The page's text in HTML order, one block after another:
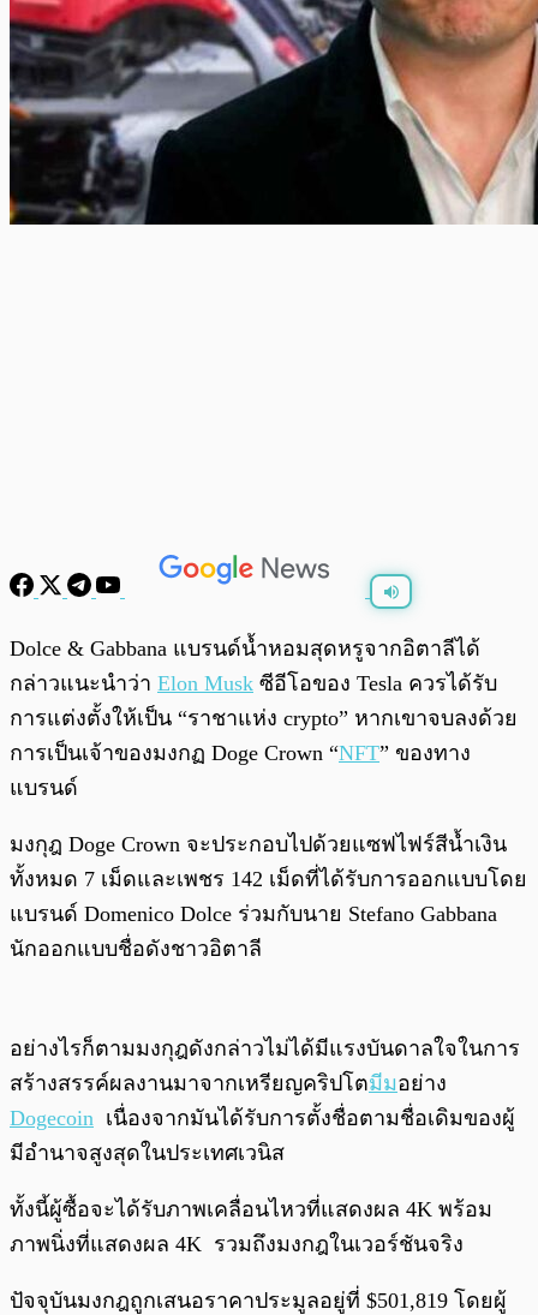
0:00 /0:00
Dolce & Gabbana แบรนด์น้ำหอมสุดหรูจากอิตาลีได้
กล่าวแนะนำว่า Elon Musk ซีอีโอของ Tesla ควรได้รับ
การแต่งตั้งให้เป็น “ราชาแห่ง crypto” หากเขาจบลงด้วย
การเป็นเจ้าของมงกฏ Doge Crown “NFT” ของทาง
แบรนด์
มงกุฎ Doge Crown จะประกอบไปด้วยแซฟไฟร์สีน้ำเงิน
ทั้งหมด 7 เม็ดและเพชร 142 เม็ดที่ได้รับการออกแบบโดย
แบรนด์ Domenico Dolce ร่วมกับนาย Stefano Gabbana
นักออกแบบชื่อดังชาวอิตาลี
อย่างไรก็ตามมงกุฎดังกล่าวไม่ได้มีแรงบันดาลใจในการ
สร้างสรรค์ผลงานมาจากเหรียญคริปโตมีมอย่าง
Dogecoin เนื่องจากมันได้รับการตั้งชื่อตามชื่อเดิมของผู้
มีอำนาจสูงสุดในประเทศเวนิส
ทั้งนี้ผู้ซื้อจะได้รับภาพเคลื่อนไหวที่แสดงผล 4K พร้อม
ภาพนิ่งที่แสดงผล 4K รวมถึงมงกฎในเวอร์ชันจริง
ปัจจุบันมงกฎถูกเสนอราคาประมูลอยู่ที่ $501,819 โดยผู้